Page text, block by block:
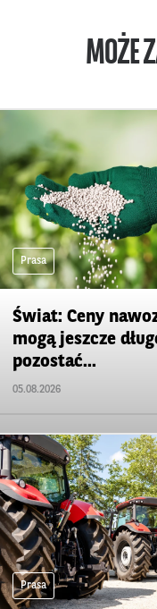
MOŻE
Prasa
Świat: Ceny
mogą jeszcze
pozostać...
05.08.2026
Prasa